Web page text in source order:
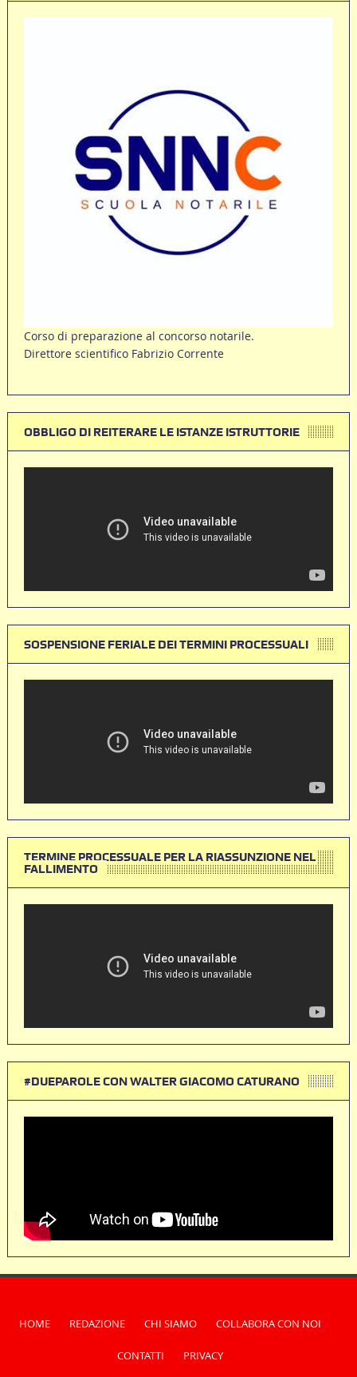
Corso di preparazione al concorso notarile.
Direttore scientifico Fabrizio Corrente
OBBLIGO DI REITERARE LE ISTANZE ISTRUTTORIE
SOSPENSIONE FERIALE DEI TERMINI PROCESSUALI
TERMINE PROCESSUALE PER LA RIASSUNZIONE NEL
FALLIMENTO
#DUEPAROLE CON WALTER GIACOMO CATURANO
HOME REDAZIONE CHI SIAMO COLLABORA CON NOI
CONTATTI PRIVACY